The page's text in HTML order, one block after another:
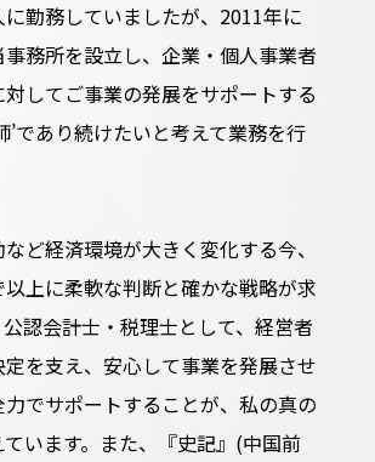
勤務していましたが、2011年に
務所を設立し、企業・個人事業者
してご事業の発展をサポートする
’であり続けたいと考えて業務を行
ど経済環境が大きく変化する今、
上に柔軟な判断と確かな戦略が求
認会計士・税理士として、経営者
を支え、安心して事業を発展させ
でサポートすることが、私の真の
います。また、『史記』(中国前